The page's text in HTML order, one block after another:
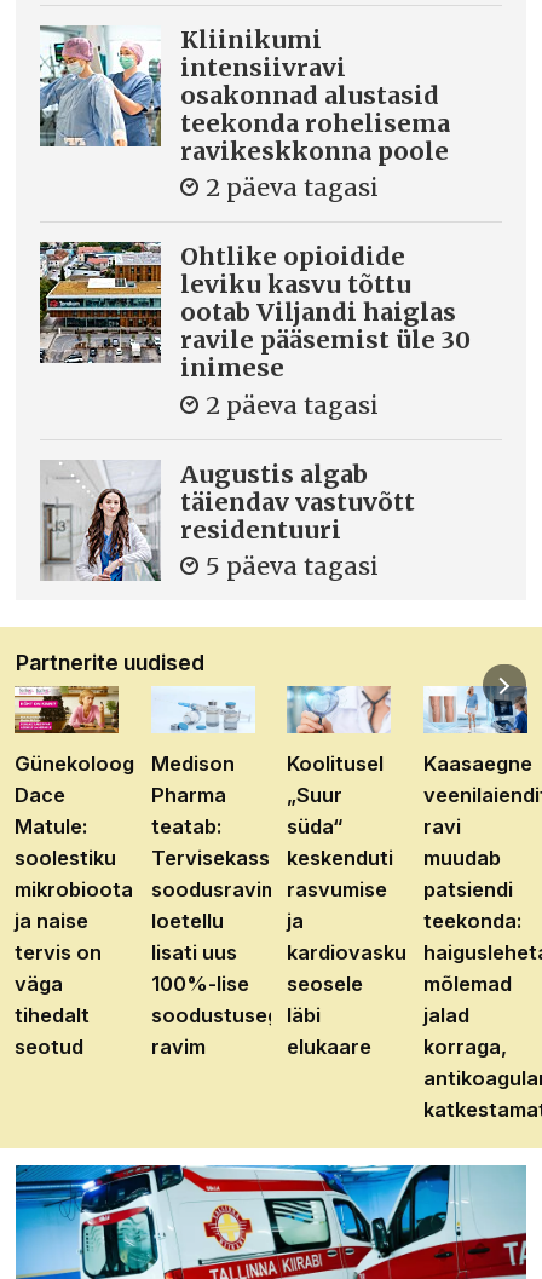
Kliinikumi
intensiivravi
osakonnad alustasid
teekonda rohelisema
ravikeskkonna poole
2 päeva tagasi
Ohtlike opioidide
leviku kasvu tõttu
ootab Viljandi haiglas
ravile pääsemist üle 30
inimese
2 päeva tagasi
Augustis algab
täiendav vastuvõtt
residentuuri
5 päeva tagasi
Partnerite uudised
Günekoloog
Dace
Matule:
soolestiku
mikrobioota
ja naise
tervis on
väga
tihedalt
seotud
Medison
Pharma
teatab:
Tervisekassa
soodusravimite
loetellu
lisati uus
100%-lise
soodustusega
ravim
Koolitusel
„Suur
süda“
keskenduti
rasvumise
ja
kardiovaskulaarhaiguste
seosele
läbi
elukaare
Kaasaegne
ravi
muudab
patsiendi
teekonda:
mõlemad
jalad
korraga,